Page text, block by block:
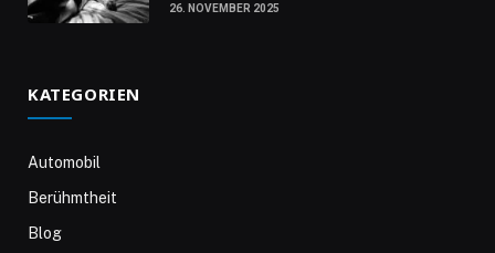
26. NOVEMBER 2025
KATEGORIEN
Automobil
Berühmtheit
Blog